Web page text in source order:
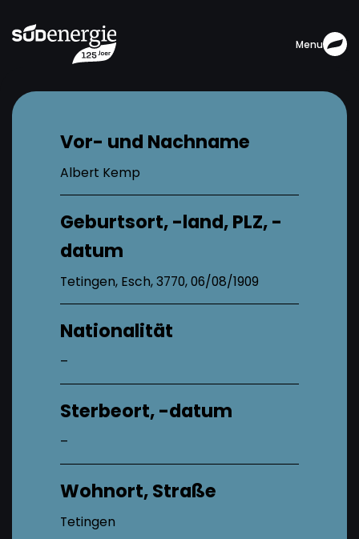
Menu
Vor- und Nachname
Albert Kemp
Geburtsort, -land, PLZ, -
datum
Tetingen, Esch, 3770, 06/08/1909
Nationalität
–
Sterbeort, -datum
–
Wohnort, Straße
Tetingen